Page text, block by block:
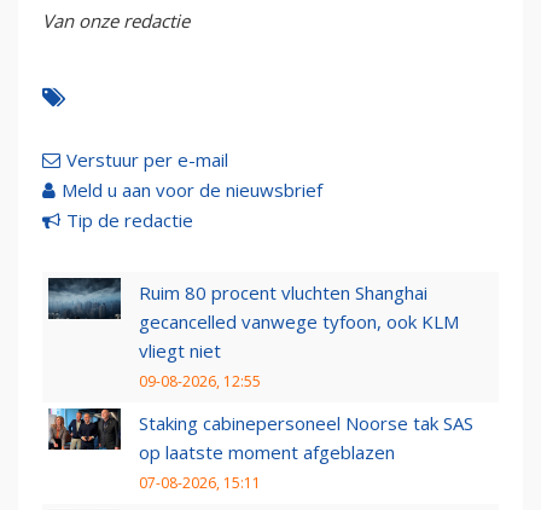
Van onze redactie
Verstuur per e-mail
Meld u aan voor de nieuwsbrief
Tip de redactie
Ruim 80 procent vluchten Shanghai
gecancelled vanwege tyfoon, ook KLM
vliegt niet
09-08-2026, 12:55
Staking cabinepersoneel Noorse tak SAS
op laatste moment afgeblazen
07-08-2026, 15:11